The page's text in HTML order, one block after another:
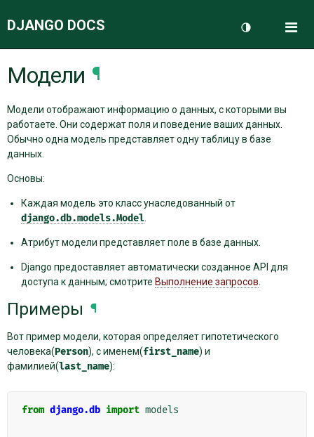
DJANGO DOCS
ДОКУМЕНТАЦИЯ
БЛОГ
Модели ¶
Модели отображают информацию о данных, с которыми вы
работаете. Они содержат поля и поведение ваших данных.
Обычно одна модель представляет одну таблицу в базе
данных.
Основы:
Каждая модель это класс унаследованный от
django.db.models.Model.
Атрибут модели представляет поле в базе данных.
Django предоставляет автоматически созданное API для
доступа к данным; смотрите Выполнение запросов.
Примеры ¶
Вот пример модели, которая определяет гипотетического
человека(Person), с именем(first_name) и
фамилией(last_name):
from django.db import models